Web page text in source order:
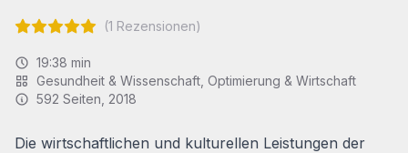
(1 Rezensionen)
19:38 min
Gesundheit & Wissenschaft Optimierung & Wirtschaft
592 Seiten , 2018
Die wirtschaftlichen und kulturellen Leistungen der